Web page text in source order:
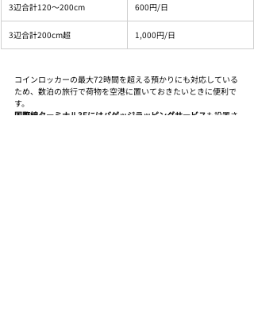
3辺合計120〜200cm 600円/日
3辺合計200cm超 1,000円/日
コインロッカーの最大72時間を超える預かりにも対応している
ため、数泊の旅行で荷物を空港に置いておきたいときに便利で
す。
国際線ターミナル3Fにはバゲッジラッピングサービスも設置さ